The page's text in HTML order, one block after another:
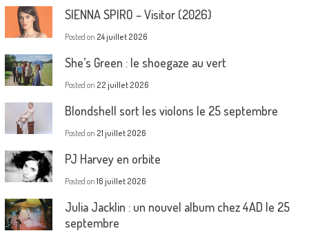
SIENNA SPIRO – Visitor (2026)
Posted on 24 juillet 2026
She’s Green : le shoegaze au vert
Posted on 22 juillet 2026
Blondshell sort les violons le 25 septembre
Posted on 21 juillet 2026
PJ Harvey en orbite
Posted on 16 juillet 2026
Julia Jacklin : un nouvel album chez 4AD le 25
septembre